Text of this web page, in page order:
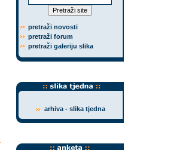
pretraži novosti
pretraži forum
pretraži galeriju slika
arhiva - slika tjedna